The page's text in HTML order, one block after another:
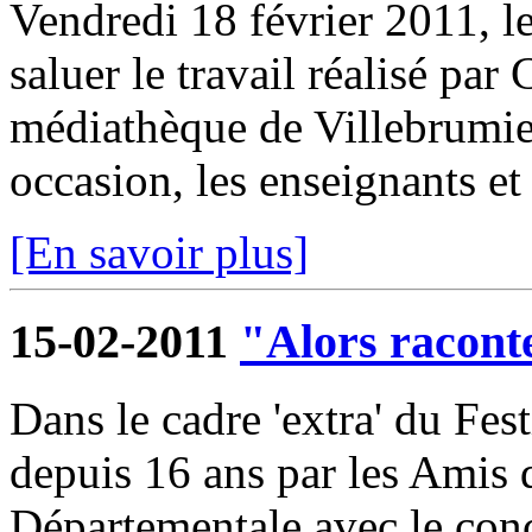
Vendredi 18 février 2011,
saluer le travail réalisé par
médiathèque de
occasion, les enseignants
[En savoir plus]
15-02-2011 "Alors
Dans le cadre 'extra' du
depuis 16 ans par les Amis